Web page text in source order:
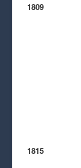
1809
1815